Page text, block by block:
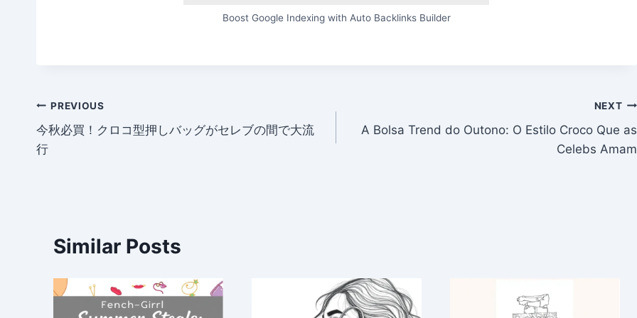
Boost Google Indexing with Auto Backlinks Builder
Post
navigation
PREVIOUS
今秋必買！クロコ型押しバッグがセレブの間で大流
行
NEXT
A Bolsa Trend do Outono: O Estilo Croco Que as
Celebs Amam
Similar Posts